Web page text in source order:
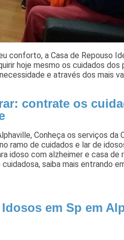
conforto, a Casa de Repouso
hoje mesmo os cuidados dos
e através dos mais
contrate os
Conheça os serviços da
ramo de cuidados e lar de
idoso com alzheimer e casa de
saiba mais entrando
em Sp em